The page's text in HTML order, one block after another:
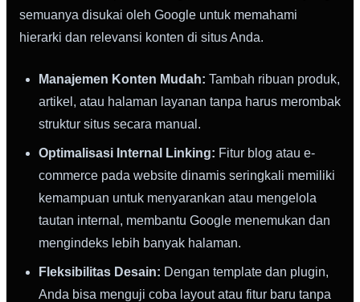
semuanya disukai oleh Google untuk memahami
hierarki dan relevansi konten di situs Anda.
Manajemen Konten Mudah: Tambah ribuan produk,
artikel, atau halaman layanan tanpa harus merombak
struktur situs secara manual.
Optimalisasi Internal Linking: Fitur blog atau e-
commerce pada website dinamis seringkali memiliki
kemampuan untuk menyarankan atau mengelola
tautan internal, membantu Google menemukan dan
mengindeks lebih banyak halaman.
Fleksibilitas Desain: Dengan template dan plugin,
Anda bisa menguji coba layout atau fitur baru tanpa